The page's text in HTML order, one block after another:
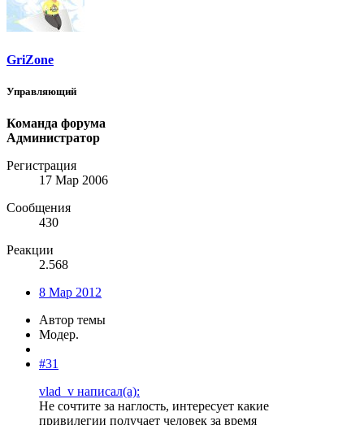
GriZone
Управляющий
Команда форума
Администратор
Регистрация
17 Мар 2006
Сообщения
430
Реакции
2.568
8 Мар 2012
Автор темы
Модер.
#31
vlad_v написал(а):
Не сочтите за наглость, интересует какие
привилегии получает человек за время